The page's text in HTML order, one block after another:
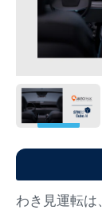
わき見運転は